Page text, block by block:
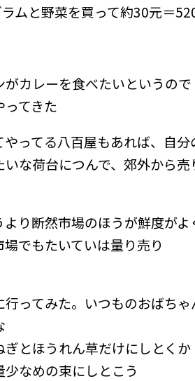
ムと野菜を買って約30元＝
カレーを食べたいというので
ってきた
やってる八百屋もあれば、自
な荷台につんで、郊外から
より断然市場のほうが鮮度がよ
でもたいていは量り売り
行ってみた。いつものおばち
ぎとほうれん草だけにしとくか
なめの束にしとこう
中国生活ガイ
中国の習慣
西安ブログ
bilibili攻略